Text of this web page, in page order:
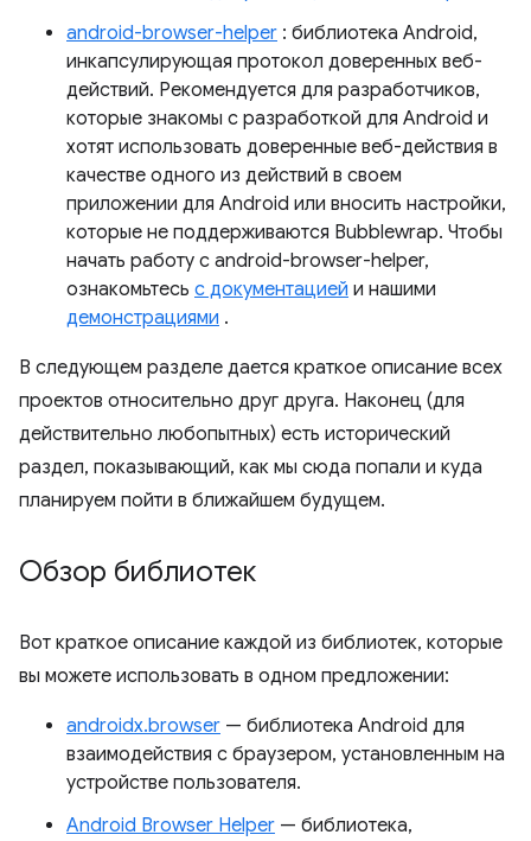
android-browser-helper : библиотека Android,
инкапсулирующая протокол доверенных веб-
действий. Рекомендуется для разработчиков,
которые знакомы с разработкой для Android и
хотят использовать доверенные веб-действия в
качестве одного из действий в своем
приложении для Android или вносить настройки,
которые не поддерживаются Bubblewrap. Чтобы
начать работу с android-browser-helper,
ознакомьтесь с документацией и нашими
демонстрациями .
В следующем разделе дается краткое описание всех
проектов относительно друг друга. Наконец (для
действительно любопытных) есть исторический
раздел, показывающий, как мы сюда попали и куда
планируем пойти в ближайшем будущем.
Обзор библиотек
Вот краткое описание каждой из библиотек, которые
вы можете использовать в одном предложении:
androidx.browser — библиотека Android для
взаимодействия с браузером, установленным на
устройстве пользователя.
Android Browser Helper — библиотека,